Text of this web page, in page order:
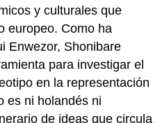
y culturales que
europeo. Como ha
Enwezor, Shonibare
para investigar el
en la representación
es ni holandés ni
de ideas que circula